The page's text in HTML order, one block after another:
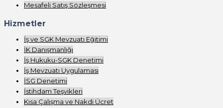
Mesafeli Satış Sözleşmesi
Hizmetler
İş ve SGK Mevzuatı Eğitimi
İK Danışmanlığı
İş Hukuku-SGK Denetimi
İş Mevzuatı Uygulaması
İSG Denetimi
İstihdam Teşvikleri
Kısa Çalışma ve Nakdi Ücret